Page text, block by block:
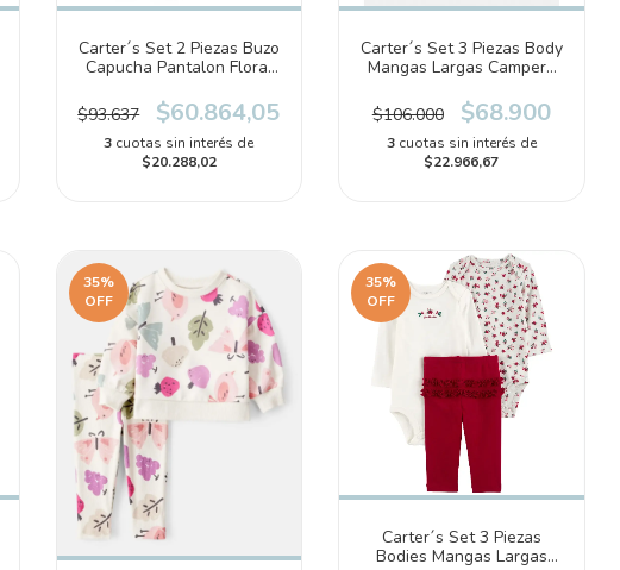
Carter´s Set 2 Piezas Buzo
Capucha Pantalon Floral
$93.637
$60.864,05
3 cuotas sin interés de
$20.288,02
Carter´s Set 3 Piezas Body
Mangas Largas Campera
$106.000
$68.900
3 cuotas sin interés de
$22.966,67
35%
OFF
35%
OFF
Carter´s Set 3 Piezas
Bodies Mangas Largas